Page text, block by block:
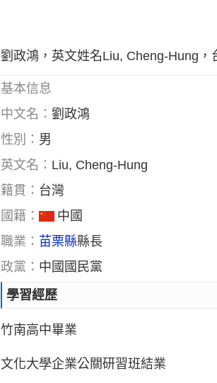
劉政鴻，英文姓名Liu, Cheng-Hung
基本信息
中文名： 劉政鴻
性別： 男
英文名： Liu, Cheng-Hung
籍貫： 台灣
國籍：
中國
職業： 苗栗縣縣長
政黨： 中國國民黨
學習經歷
竹南高中畢業
文化大學企業公關研習班結業